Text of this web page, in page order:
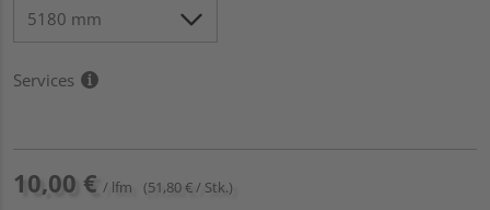
Services
10,00 € / lfm (51,80 € / Stk.)